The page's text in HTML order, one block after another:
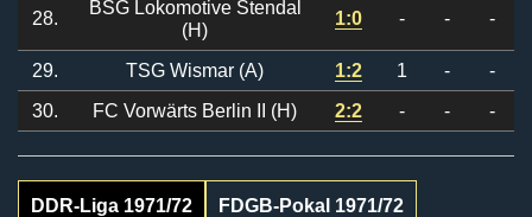
28.
BSG Lokomotive Stendal
(H)
1:0 - - -
29. TSG Wismar (A) 1:2 1 -
-
30.
FC Vorwärts Berlin II (H) 2:2 - - -
DDR-Liga 1971/72 FDGB-Pokal 1971/72